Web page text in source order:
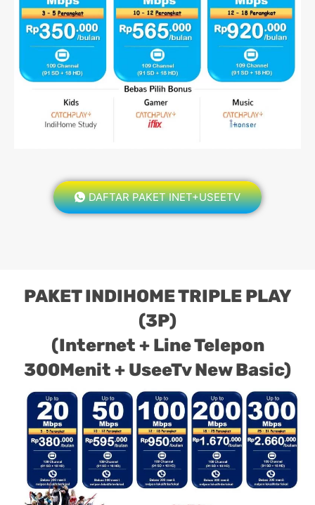
DAFTAR PAKET INET+USEETV
PAKET INDIHOME TRIPLE PLAY
(3P)
(Internet + Line Telepon
300Menit + UseeTv New Basic)